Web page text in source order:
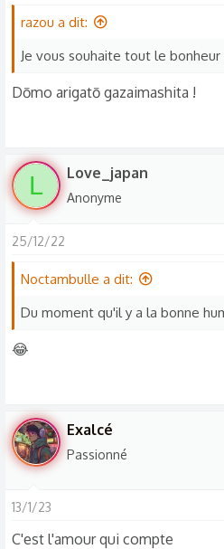
o
s
razou a dit:
Je vous souhaite tout le
Dōmo arigatō gazaimashita !
L Love_japan
Anonyme
25/12/22
Noctambulle a dit:
Du moment qu'il y a la bonne
😂
Exalcé
Passionné
13/1/23
C'est l'amour qui compte